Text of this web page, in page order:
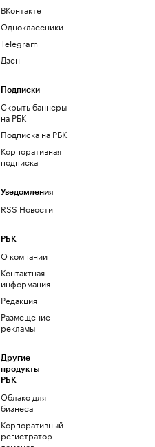
ВКонтакте
Одноклассники
Telegram
Дзен
Подписки
Скрыть баннеры
на РБК
Подписка на РБК
Корпоративная
подписка
Уведомления
RSS Новости
РБК
О компании
Контактная
информация
Редакция
Размещение
рекламы
Другие
продукты
РБК
Облако для
бизнеса
Корпоративный
регистратор